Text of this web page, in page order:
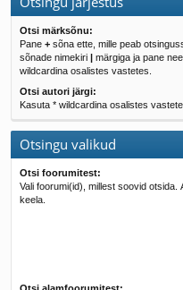
Otsi märksõnu:
Pane + sõna ette, mille peab
sõnade nimekiri | märgiga ja pane need sulgudesse, kui
wildcardina osalistes vastetes.
Otsi autori järgi:
Kasuta * wildcardina osalistes
Otsingu valikud
Otsi foorumitest:
Vali foorumi(id), millest soovid
keela.